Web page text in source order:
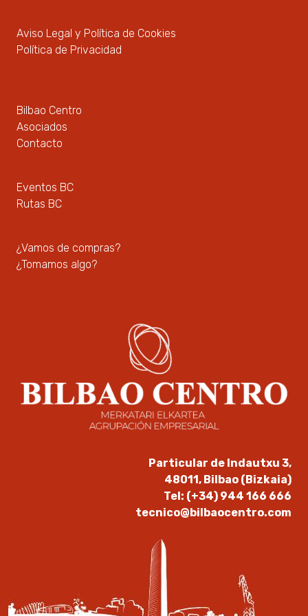
Aviso Legal y Política de Cookies
Política de Privacidad
Bilbao Centro
Asociados
Contacto
Eventos BC
Rutas BC
¿Vamos de compras?
¿Tomamos algo?
Particular de Indautxu 3,
48011, Bilbao (Bizkaia)
Tel: (+34) 944 166 666
tecnico@bilbaocentro.com